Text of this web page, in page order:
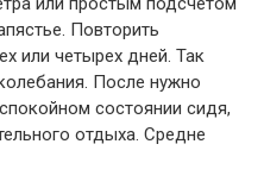
Повторить
или четырех дней. Так
После нужно
состоянии сидя,
отдыха. Средне